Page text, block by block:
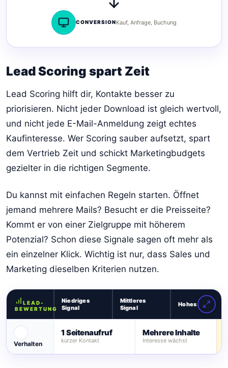
CONVERSIONKauf, Anfrage, Buchung
Lead Scoring spart Zeit
Lead Scoring hilft dir, Kontakte besser zu
priorisieren. Nicht jeder Download ist gleich wertvoll,
und nicht jede E-Mail-Anmeldung zeigt echtes
Kaufinteresse. Wer Scoring sauber aufsetzt, spart
dem Vertrieb Zeit und schickt Marketingbudgets
gezielter in die richtigen Segmente.
Du kannst mit einfachen Regeln starten. Öffnet
jemand mehrere Mails? Besucht er die Preisseite?
Kommt er von einer Zielgruppe mit höherem
Potenzial? Schon diese Signale sagen oft mehr als
ein einzelner Klick. Wichtig ist nur, dass Sales und
Marketing dieselben Kriterien nutzen.
LEAD-
BEWERTUNG
Niedriges
Signal
Mittleres
Signal
Hohes Signal
Verhalten
1 Seitenaufruf
kurzer Kontakt
Mehrere Inhalte
Interesse wächst